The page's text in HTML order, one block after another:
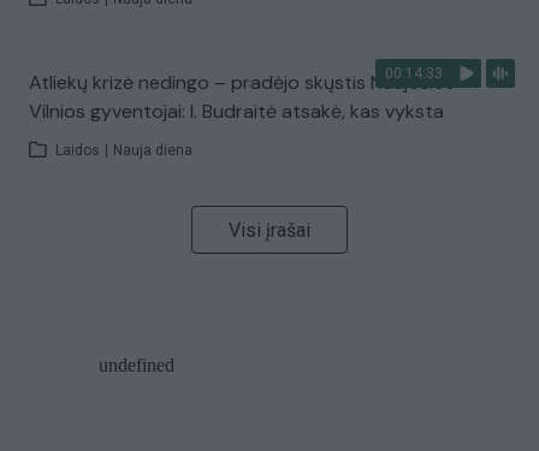
00:14:33
Atliekų krizė nedingo – pradėjo skųstis Naujosios
Vilnios gyventojai: I. Budraitė atsakė, kas vyksta
Laidos Nauja diena
Visi įrašai